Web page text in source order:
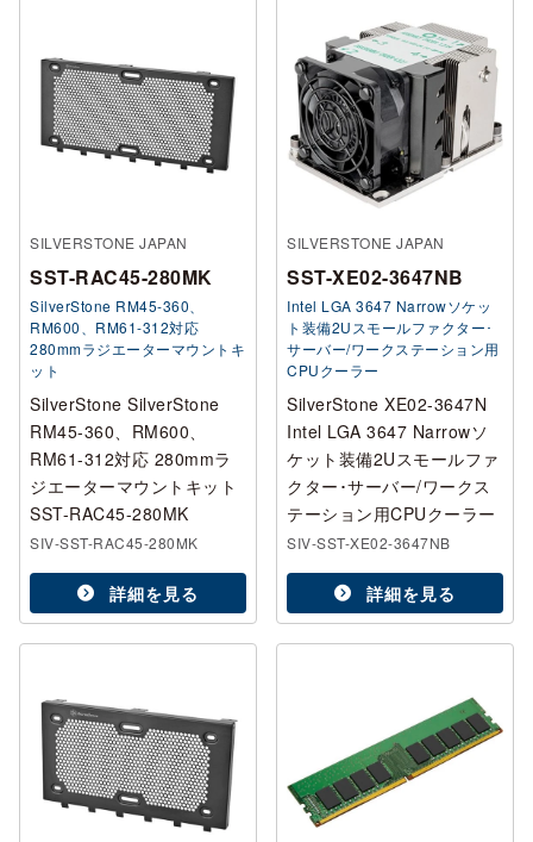
SILVERSTONE JAPAN
SST-RAC45-280MK
SilverStone RM45-360、
RM600、RM61-312対応
280mmラジエーターマウントキ
ット
SilverStone SilverStone
RM45-360、RM600、
RM61-312対応 280mmラ
ジエーターマウントキット
SST-RAC45-280MK
SIV-SST-RAC45-280MK
詳細を見る
SILVERSTONE JAPAN
SST-XE02-3647NB
Intel LGA 3647 Narrowソケッ
ト装備2Uスモールファクター･
サーバー/ワークステーション用
CPUクーラー
SilverStone XE02-3647N
Intel LGA 3647 Narrowソ
ケット装備2Uスモールファ
クター･サーバー/ワークス
テーション用CPUクーラー
SIV-SST-XE02-3647NB
詳細を見る